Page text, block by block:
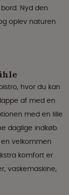
Nyd den
oplev naturen
hvor du kan
af med en
med en lille
daglige indkøb.
velkommen
komfort er
vaskemaskine,